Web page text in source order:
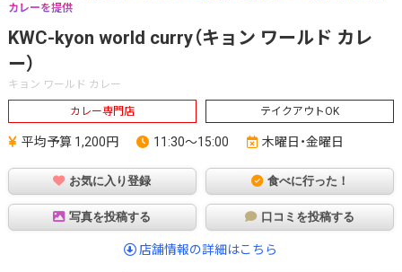
カレーを提供
KWC-kyon world curry（キョン ワールド カレ
ー）
キョン ワールド カレー
カレー専門店 テイクアウトOK
平均予算 1,200円 11:30～15:00 木曜日・金曜日
お気に入り登録 食べに行った！
写真を投稿する 口コミを投稿する
店舗情報の詳細はこちら